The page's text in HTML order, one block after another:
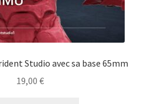
Studio avec sa base 65mm
19,00 €